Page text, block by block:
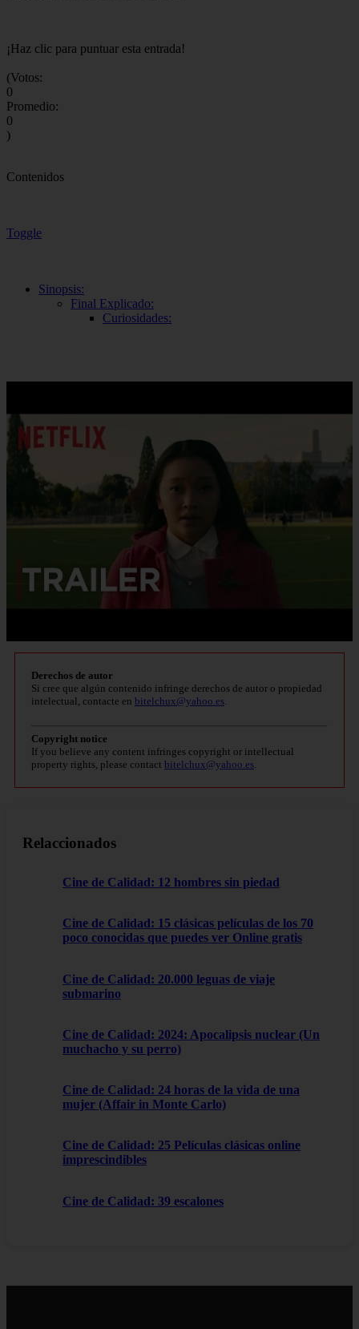
¡Haz clic para puntuar esta entrada!
(Votos:
0
Promedio:
0
)
Contenidos
Toggle
Sinopsis:
Final Explicado:
Curiosidades:
Derechos de autor
Si cree que algún contenido infringe derechos de autor o propiedad
intelectual, contacte en bitelchux@yahoo.es
Copyright notice
If you believe any content infringes copyright or intellectual
property rights, please contact bitelchux@yahoo.es
Relaccionados
Cine de Calidad: 12 hombres sin piedad
Cine de Calidad: 15 clásicas películas de los 70
poco conocidas que puedes ver Online gratis
Cine de Calidad: 20.000 leguas de viaje
submarino
Cine de Calidad: 2024: Apocalipsis nuclear (Un
muchacho y su perro)
Cine de Calidad: 24 horas de la vida de una
mujer (Affair in Monte Carlo)
Cine de Calidad: 25 Películas clásicas online
imprescindibles
Cine de Calidad: 39 escalones